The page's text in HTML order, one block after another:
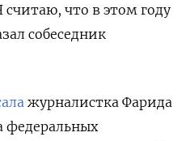
что в этом году
собеседник
журналистка Фарида
федеральных